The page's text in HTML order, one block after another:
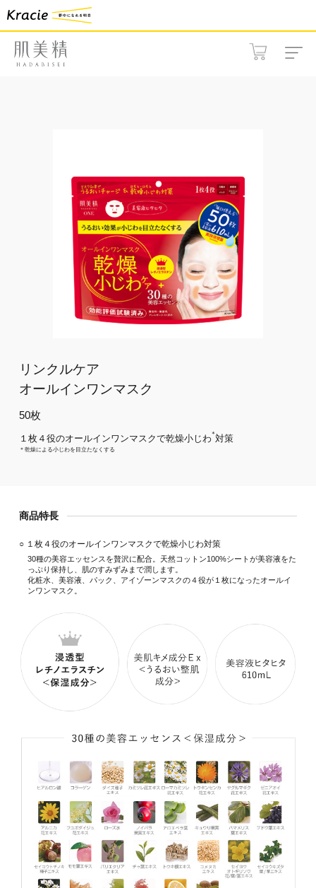
リンクルケア
オールインワンマスク
50枚
１枚４役のオールインワンマスクで乾燥小じわ＊対策
＊乾燥による小じわを目立たなくする
商品特長
○ １枚４役のオールインワンマスクで乾燥小じわ対策
30種の美容エッセンスを贅沢に配合。天然コットン100%シートが美容液をた
っぷり保持し、肌のすみずみまで潤します。
化粧水、美容液、パック、アイゾーンマスクの４役が１枚になったオールイ
ンワンマスク。